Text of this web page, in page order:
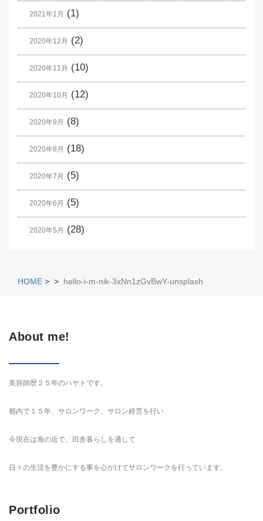
2021年1月 (1)
2020年12月 (2)
2020年11月 (10)
2020年10月 (12)
2020年9月 (8)
2020年8月 (18)
2020年7月 (5)
2020年6月 (5)
2020年5月 (28)
HOME > > hello-i-m-nik-3xNn1zGvBwY-unsplash
About me!
美容師歴２５年のハヤトです。
都内で１５年、サロンワーク、サロン経営を行い
今現在は海の近で、田舎暮らしを通して
日々の生活を豊かにする事を心がけてサロンワークを行っています。
Portfolio